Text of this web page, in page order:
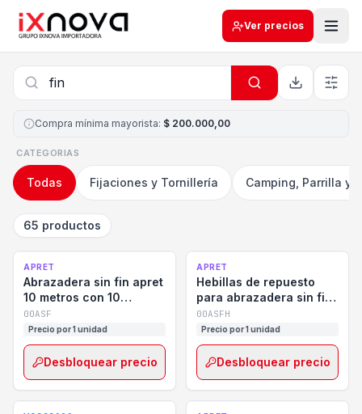
Ver precios
Compra mínima mayorista: $ 200.000,00
CATEGORIAS
Todas Fijaciones y Tornillería Camping, Parrilla y
65 productos
APRET
Abrazadera sin fin apret
10 metros con 10
hebillas
00ASF
Precio por 1 unidad
Desbloquear precio
APRET
Hebillas de repuesto
para abrazadera sin fin
apret (caja x 10
unidades)
00ASFH
Precio por 1 unidad
Desbloquear precio